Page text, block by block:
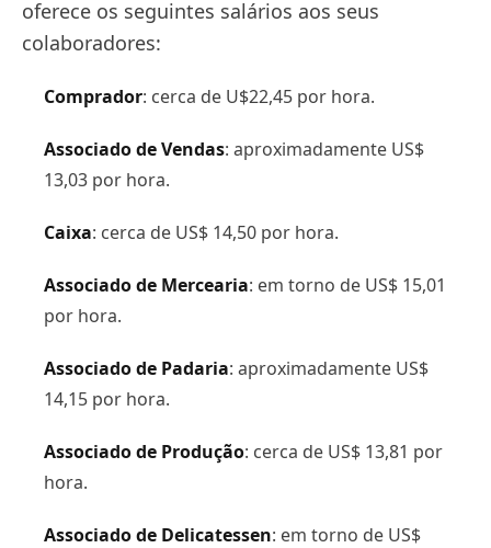
oferece os seguintes salários aos seus
colaboradores:
Comprador: cerca de U$22,45 por hora.
Associado de Vendas: aproximadamente US$
13,03 por hora.
Caixa: cerca de US$ 14,50 por hora.
Associado de Mercearia: em torno de US$ 15,01
por hora.
Associado de Padaria: aproximadamente US$
14,15 por hora.
Associado de Produção: cerca de US$ 13,81 por
hora.
Associado de Delicatessen: em torno de US$